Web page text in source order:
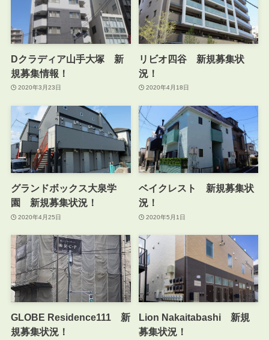
Dクラディア山手大塚 新
規募集情報！
2020年3月23日
リビオ四谷 新規募集状
況！
2020年4月18日
グランドボックス大泉学
園 新規募集状況！
2020年4月25日
ベイクレスト 新規募集状
況！
2020年5月1日
GLOBE Residence111 新
規募集状況！
Lion Nakaitabashi 新規
募集状況！